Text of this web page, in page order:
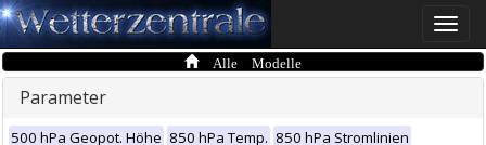
Toggle
Alle Modelle
Parameter
500 hPa Geopot. Höhe 850 hPa Temp. 850 hPa Stromlinien